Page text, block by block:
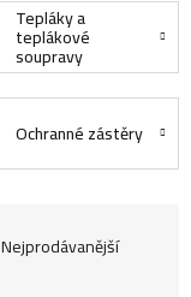
Tepláky a
teplákové
soupravy
Ochranné zástěry
Nejprodávanější